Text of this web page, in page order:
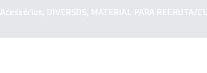
Acessórios, DIVERSOS, MATERIAL PARA RECRUTA/